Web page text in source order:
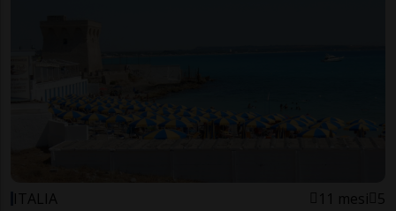
ITALIA 11 mesi 5